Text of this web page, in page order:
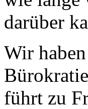
darüber
Wir
führt zu